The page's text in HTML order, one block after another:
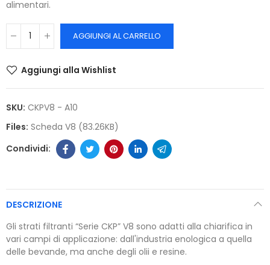
alimentari.
AGGIUNGI AL CARRELLO
Aggiungi alla Wishlist
SKU: CKPV8 - A10
Files: Scheda V8 (83.26KB)
DESCRIZIONE
Gli strati filtranti “Serie CKP” V8 sono adatti alla chiarifica in
vari campi di applicazione: dall'industria enologica a quella
delle bevande, ma anche degli olii e resine.